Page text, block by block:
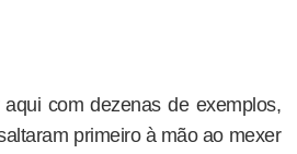
com dezenas de exemplos,
primeiro à mão ao mexer